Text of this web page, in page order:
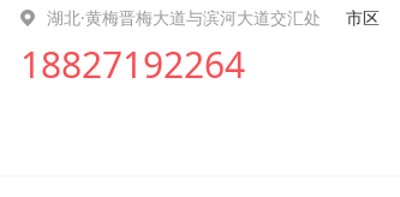
湖北·黄梅晋梅大道与滨河大道交汇处 市区
18827192264